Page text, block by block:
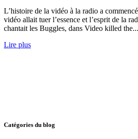
L’histoire de la vidéo à la radio a
vidéo allait tuer l’essence et l’esprit de la
chantait les Buggles, dans Video killed the...
Lire plus
Catégories du blog